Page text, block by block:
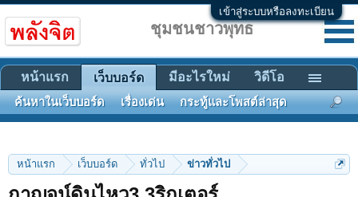
เข้าสู่ระบบหรือลงทะเบียน
หน้าแรก เว็บบอร์ด ทั่วไป ข่าวทั่วไป
ชุมชนชาวพุทธ
หน้าแรก เว็บบอร์ด
ค้นหาในเว็บบอร์ด เรื่องเด่น กระทู้และโพสต์ล่าสุด
มีอะไรใหม่ วิดีโอ